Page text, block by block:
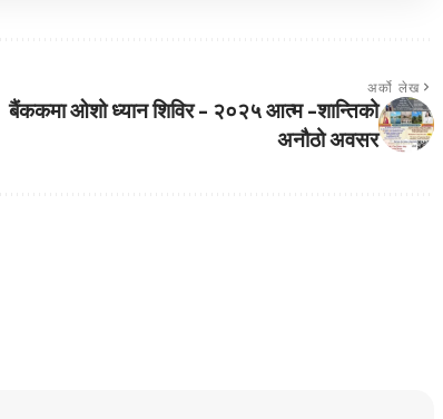
अर्को लेख
बैंककमा ओशो ध्यान शिविर – २०२५ आत्म –शान्तिको
अनौठो अवसर